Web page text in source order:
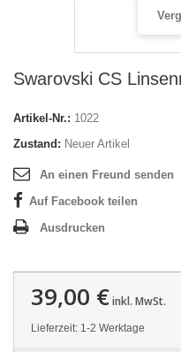
Swarovski CS
Artikel-Nr.: 1022
Zustand: Neuer Artikel
An einen Freund senden
Auf Facebook teilen
Ausdrucken
39,00 €inkl. MwSt.
Lieferzeit: 1-2 Werktage